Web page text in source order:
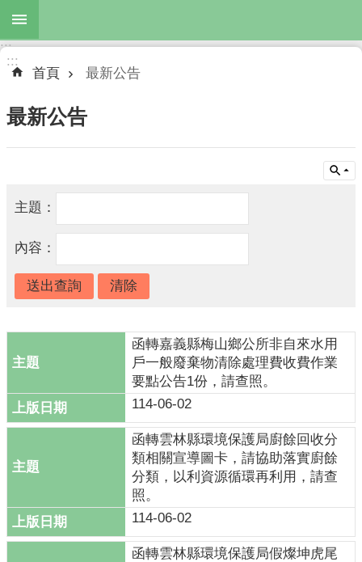
跳到主要內容區塊
階
尋
新
告
服
務
目
垃
車
時
表
民
服
務
:::
:::
首頁 最新公告
最新公告
主題：
內容：
函轉嘉義縣梅山鄉公所非自來水用
戶一般廢棄物清除處理費收費作業
要點公告1份，請查照。
114-06-02
函轉雲林縣環境保護局廚餘回收分
類相關宣導圖卡，請協助落實廚餘
分類，以利資源循環再利用，請查
照。
114-06-02
函轉雲林縣環境保護局假燦坤虎尾